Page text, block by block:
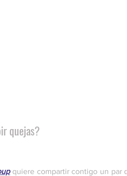
quejas?
quiere compartir contigo un par